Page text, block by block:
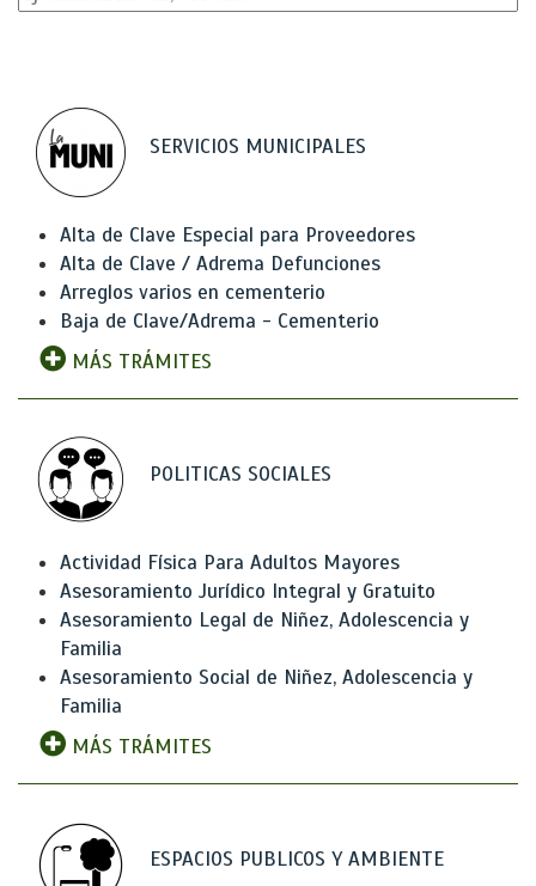
SERVICIOS MUNICIPALES
Alta de Clave Especial para Proveedores
Alta de Clave / Adrema Defunciones
Arreglos varios en cementerio
Baja de Clave/Adrema - Cementerio
MÁS TRÁMITES
POLITICAS SOCIALES
Actividad Física Para Adultos Mayores
Asesoramiento Jurídico Integral y Gratuito
Asesoramiento Legal de Niñez, Adolescencia y
Familia
Asesoramiento Social de Niñez, Adolescencia y
Familia
MÁS TRÁMITES
ESPACIOS PUBLICOS Y AMBIENTE